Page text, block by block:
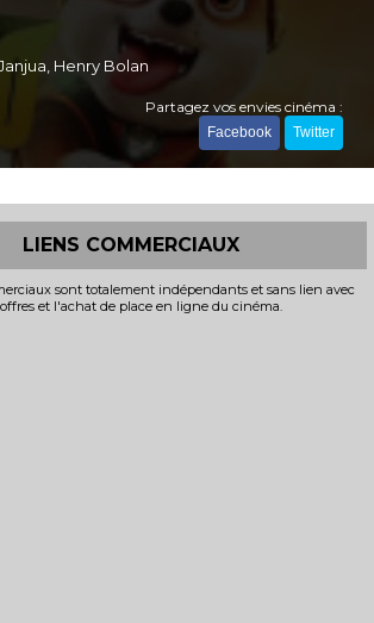
Henry Bolan
Partagez vos envies cinéma :
Facebook Twitter
LIENS COMMERCIAUX
sont totalement indépendants et sans lien avec
et l'achat de place en ligne du cinéma.